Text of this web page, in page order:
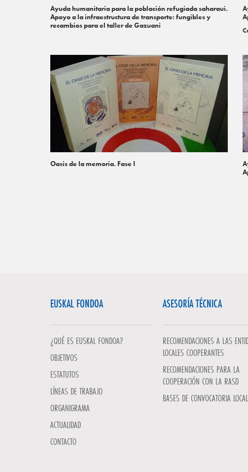
Ayuda humanitaria para la población refugiada saharaui.
Apoyo a la infraestructura de transporte: fungibles y
recambios para el taller de Gazuani
Oasis de la memoria. Fase I
EUSKAL FONDOA
¿QUÉ ES EUSKAL FONDOA?
OBJETIVOS
ESTATUTOS
LÍNEAS DE TRABAJO
ORGANIGRAMA
ACTUALIDAD
CONTACTO
ASESORÍA TÉCNICA
RECOMENDACIONES A LAS
LOCALES COOPERANTES
RECOMENDACIONES PARA LA
COOPERACIÓN CON LA RASD
BASES DE CONVOCATORIA LOCAL